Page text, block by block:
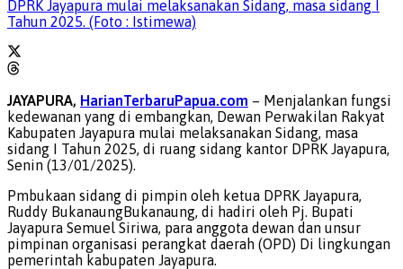
DPRK Jayapura mulai melaksanakan Sidang, masa sidang I
Tahun 2025. (Foto : Istimewa)
JAYAPURA, HarianTerbaruPapua.com – Menjalankan fungsi
kedewanan yang di embangkan, Dewan Perwakilan Rakyat
Kabupaten Jayapura mulai melaksanakan Sidang, masa
sidang I Tahun 2025, di ruang sidang kantor DPRK Jayapura,
Senin (13/01/2025).
Pmbukaan sidang di pimpin oleh ketua DPRK Jayapura,
Ruddy BukanaungBukanaung, di hadiri oleh Pj. Bupati
Jayapura Semuel Siriwa, para anggota dewan dan unsur
pimpinan organisasi perangkat daerah (OPD) Di lingkungan
pemerintah kabupaten Jayapura.